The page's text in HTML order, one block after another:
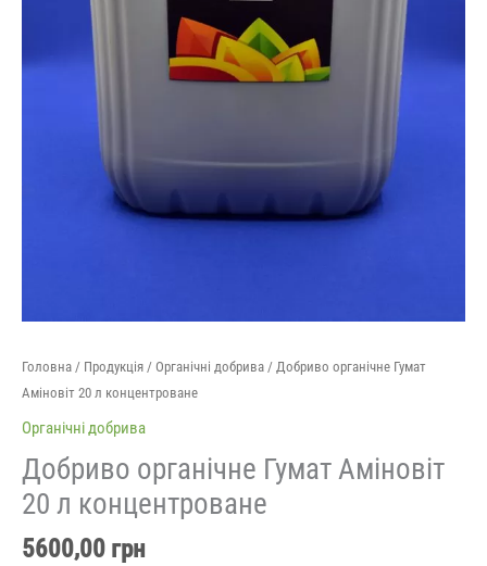
Головна / Продукція / Органічні добрива / Добриво органічне Гумат
Аміновіт 20 л концентроване
Органічні добрива
Добриво органічне Гумат Аміновіт
20 л концентроване
5600,00 грн